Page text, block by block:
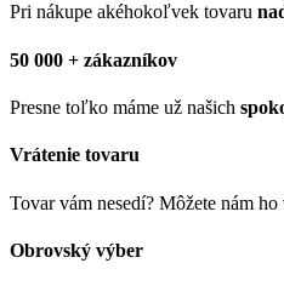
Pri nákupe akéhokoľvek tovaru
50 000 + zákazníkov
Presne toľko máme už našich
Vrátenie tovaru
Tovar vám nesedí? Môžete nám ho
Obrovský výber